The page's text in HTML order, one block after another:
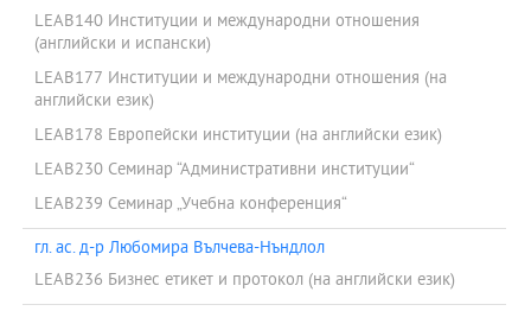
LEAB140 Институции и международни отношения
(английски и испански)
LEAB177 Институции и международни отношения (на
английски език)
LEAB178 Европейски институции (на английски език)
LEAB230 Семинар “Административни институции“
LEAB239 Семинар „Учебна конференция“
гл. ас. д-р Любомира Вълчева-Нъндлол
LEAB236 Бизнес етикет и протокол (на английски език)